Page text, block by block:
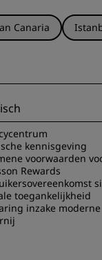
Canaria
kennisgeving
voorwaarden
Rewards
toegankelijkheid
inzake moderne